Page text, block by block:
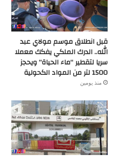
قبل انطلاق موسم مولاي عبد
الله.. الدرك الملكي يفكك معملا
سريا لتقطير “ماء الحياة” ويحجز
1500 لتر من المواد الكحولية
منذ يومين